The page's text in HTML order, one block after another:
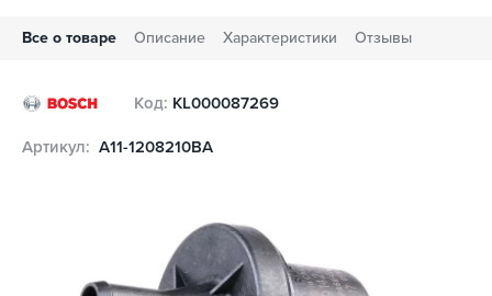
Все о товаре Описание Характеристики Отзывы
Код: KL000087269
Артикул: A11-1208210BA